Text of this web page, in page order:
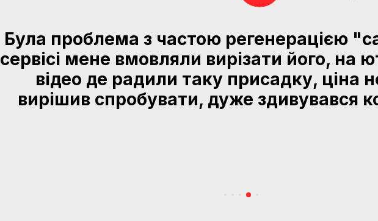
Була проблема з частою регенерацією
сервісі мене вмовляли вирізати його, на
відео де радили таку присадку, ціна
вирішив спробувати, дуже здивувався